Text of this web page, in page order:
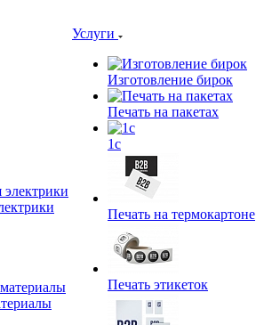
Услуги
Изготовление бирок
Печать на пакетах
1c
Печать на термокартоне
Печать этикеток